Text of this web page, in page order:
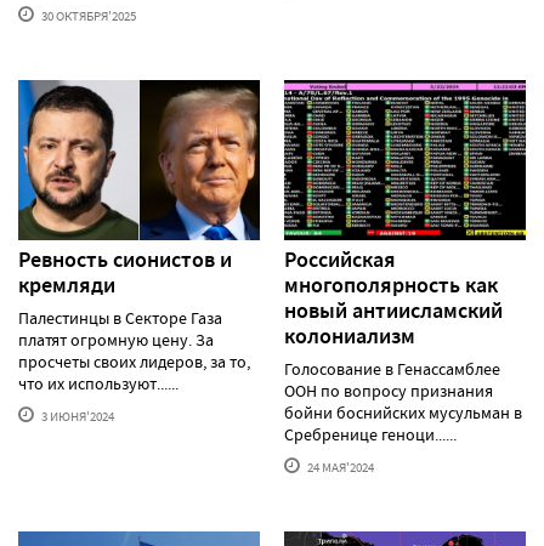
30 ОКТЯБРЯ'2025
Ревность сионистов и
кремляди
Палестинцы в Секторе Газа
платят огромную цену. За
просчеты своих лидеров, за то,
что их используют......
3 ИЮНЯ'2024
Российская
многополярность как
новый антиисламский
колониализм
Голосование в Генассамблее
ООН по вопросу признания
бойни боснийских мусульман в
Сребренице геноци......
24 МАЯ'2024